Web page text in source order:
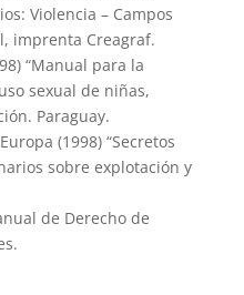
Violencia – Campos
imprenta Creagraf.
“Manual para la
sexual de niñas,
Paraguay.
(1998) “Secretos
sobre explotación y
de Derecho de